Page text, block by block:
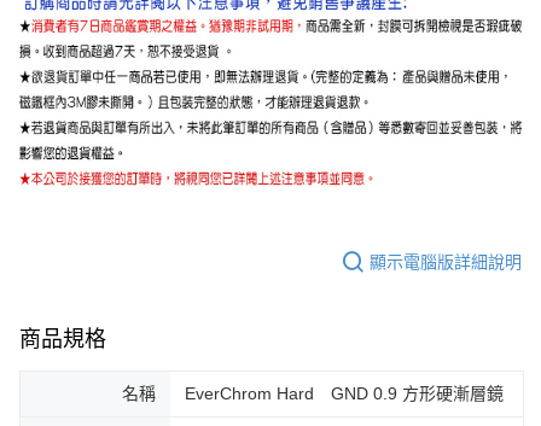
顯示電腦版詳細說明
商品規格
名稱 EverChrom Hard GND 0.9 方形硬漸層鏡